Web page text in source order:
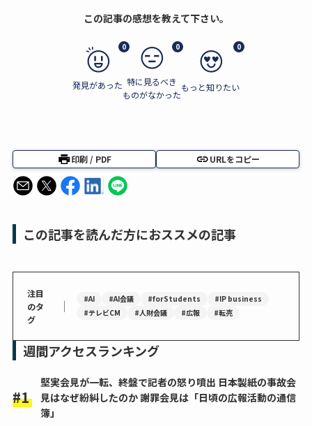
この記事の感想を教えて下さい。
0
発見があった
0
特に見るべき
ものがなかった
0
もっと知りたい
印刷 / PDF URLをコピー
この記事を読んだ方におススメの記事
注目
のタ
グ
｜ #AI #AI会議 #forStudents
#IP business
#テレビCM
#人財会議 #広報 #転売
週間アクセスランキング
堅実会見が一転、終盤で記者の怒り噴出 日本製紙の事故会
見はなぜ紛糾したのか 謝罪会見は「日頃の広報活動の通信
簿」